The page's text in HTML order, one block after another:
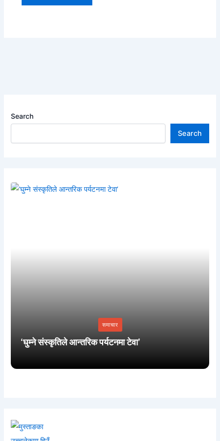
Search
Search
समाचार
‘घुम्ने संस्कृतिले आन्तरिक पर्यटनमा टेवा’